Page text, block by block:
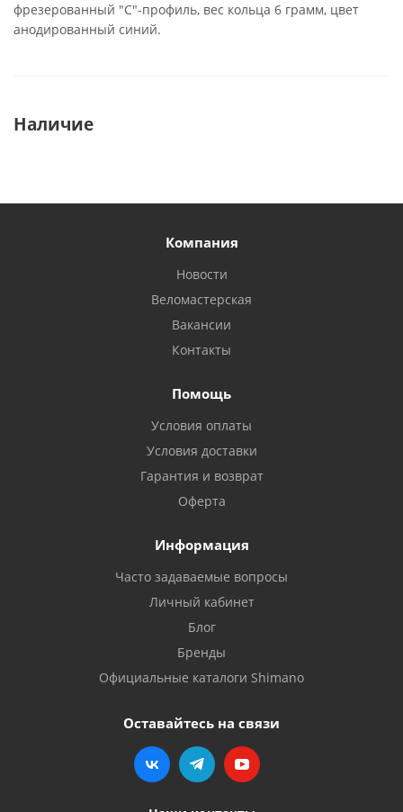
фрезерованный "С"-профиль, вес кольца 6 грамм, цвет
анодированный синий.
Наличие
Компания
Новости
Веломастерская
Вакансии
Контакты
Помощь
Условия оплаты
Условия доставки
Гарантия и возврат
Оферта
Информация
Часто задаваемые вопросы
Личный кабинет
Блог
Бренды
Официальные каталоги Shimano
Оставайтесь на связи